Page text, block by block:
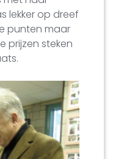
lekker op dreef
punten maar
prijzen steken